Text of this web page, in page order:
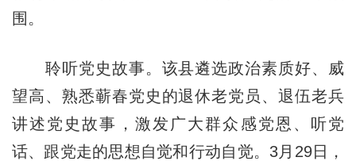
围。
聆听党史故事。该县遴选政治素质好、威
望高、熟悉蕲春党史的退休老党员、退伍老兵
讲述党史故事，激发广大群众感党恩、听党
话、跟党走的思想自觉和行动自觉。3月29日，